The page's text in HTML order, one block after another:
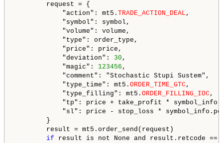
request = {
"action": mt5. TRADE_ACTION_DEAL ,
"symbol": symbol,
"volume": volume,
"type": order_type,
"price": price,
"deviation": 30 ,
"magic": 123456 ,
"comment": "Stochastic Stupi Sustem",
"type_time": mt5. ORDER_TIME_GTC ,
"type_filling": mt5. ORDER_FILLING_IOC ,
"tp": price + take_profit *
"sl": price - stop_loss *
}
result = mt5.order_send(request)
if result is not None and result.retcode ==